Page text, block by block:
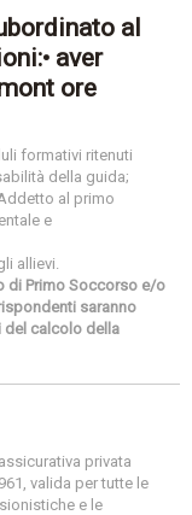
al
aver
ore
formativi ritenuti
della guida;
al primo
e
allievi.
di Primo Soccorso e/o
saranno
del calcolo della
privata
valida per tutte le
e le